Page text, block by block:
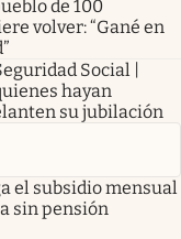
de 100
volver: “Gané en
Social |
hayan
su jubilación
el subsidio mensual
sin pensión